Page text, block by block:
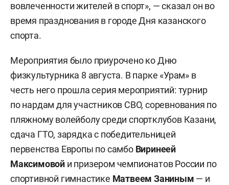
вовлеченности жителей в спорт», — сказал он во
время празднования в городе Дня казанского
спорта.
Мероприятия было приурочено ко Дню
физкультурника 8 августа. В парке «Урам» в
честь него прошла серия мероприятий: турнир
по нардам для участников СВО, соревнования по
пляжному волейболу среди спортклубов Казани,
сдача ГТО, зарядка с победительницей
первенства Европы по самбо Виринеей
Максимовой и призером чемпионатов России по
спортивной гимнастике Матвеем Заниным — и